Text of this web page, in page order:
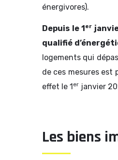
énergivores).
Depuis le 1 er
qualifié
logements qui
de ces mesures est
effet le 1 er janvier
Les biens